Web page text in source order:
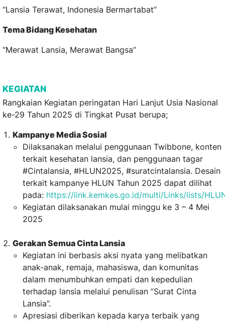
“Lansia Terawat, Indonesia Bermartabat”
Tema Bidang Kesehatan
“Merawat Lansia, Merawat Bangsa”
KEGIATAN
Rangkaian Kegiatan peringatan Hari Lanjut Usia Nasional
ke-29 Tahun 2025 di Tingkat Pusat berupa;
Kampanye Media Sosial
Dilaksanakan melalui penggunaan Twibbone, konten
terkait kesehatan lansia, dan penggunaan tagar
#Cintalansia, #HLUN2025, #suratcintalansia. Desain
terkait kampanye HLUN Tahun 2025 dapat dilihat
pada: https://link.kemkes.go.id/multi/Links/lists/
Kegiatan dilaksanakan mulai minggu ke 3 – 4 Mei
2025
Gerakan Semua Cinta Lansia
Kegiatan ini berbasis aksi nyata yang melibatkan
anak-anak, remaja, mahasiswa, dan komunitas
dalam menumbuhkan empati dan kepedulian
terhadap lansia melalui penulisan ”Surat Cinta
Lansia”.
Apresiasi diberikan kepada karya terbaik yang